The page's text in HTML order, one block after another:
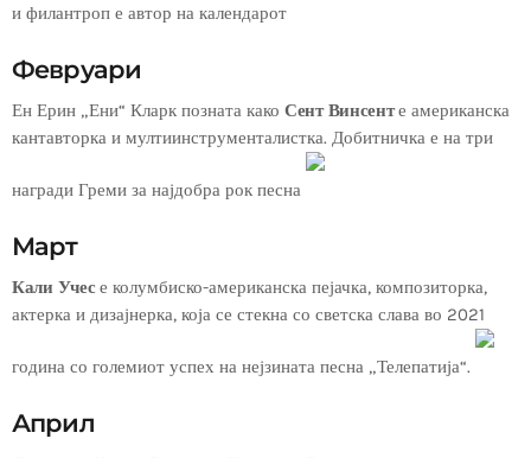
и филантроп е автор на календарот
Февруари
Ен Ерин „Ени“ Кларк позната како Сент Винсенте американска
кантавторка и мултиинструменталистка. Добитничка е на три
награди Греми за најдобра рок песна
Март
Кали Учесе колумбиско-американска пејачка, композиторка,
актерка и дизајнерка, која се стекна со светска слава во 2021
година со големиот успех на нејзината песна „Телепатија“.
Април